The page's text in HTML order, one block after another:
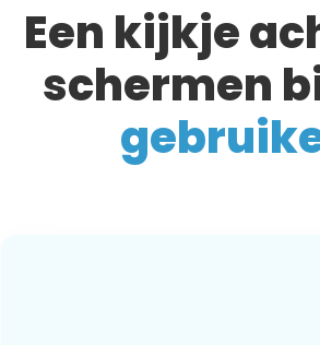
Een kijkje
schermen